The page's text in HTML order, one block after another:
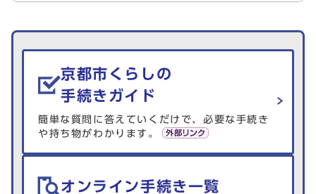
生活情報を探す
京都市くらしの
手続きガイド
簡単な質問に答えていくだけで、必要な手続き
や持ち物がわかります。
オンライン手続き一覧